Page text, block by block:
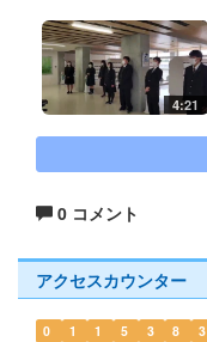
4:21
0 コメント
アクセスカウンター
0 1 1 5 3 8 3